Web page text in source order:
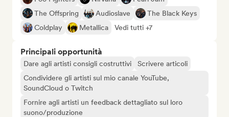
The Offspring
Audioslave
The Black Keys
Coldplay
Metallica Vedi tutti +7
Principali opportunità
Dare agli artisti consigli costruttivi
Scrivere articoli
Condividere gli artisti sul mio canale YouTube,
SoundCloud o Twitch
Fornire agli artisti un feedback dettagliato sul loro
suono/produzione